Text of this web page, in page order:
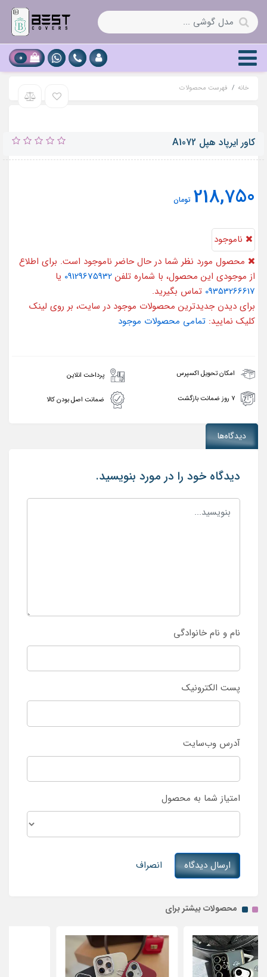
0
خانه فهرست محصولات
کاور ایرپاد هپل A1072
218,750 تومان
ناموجود
محصول مورد نظر شما در حال حاضر ناموجود است. برای اطلاع
از موجودی این محصول، با شماره تلفن 09129675932 یا
09353266617 تماس بگیرید.
برای دیدن جدیدترین محصولات موجود در سایت، بر روی لینک
کلیک نمایید: تمامی محصولات موجود
امکان تحویل اکسپرس پرداخت انلاین
۷ روز ضمانت بازگشت ضمانت اصل بودن کالا
دیدگاه‌ها
دیدگاه خود را در مورد بنویسید.
نام و نام خانوادگی
پست الکترونیک
آدرس وب‌سایت
امتیاز شما به محصول
ارسال دیدگاه انصراف
محصولات بیشتر برای